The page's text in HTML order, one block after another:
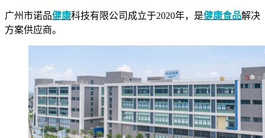
广州市诺品健康科技有限公司成立于2020年，是健康食品解决
方案供应商。